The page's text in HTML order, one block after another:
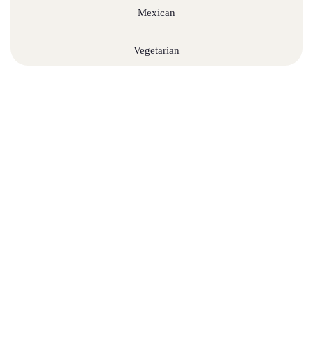
Mexican
Vegetarian